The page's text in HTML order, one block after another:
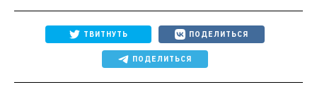
ТВИТНУТЬ ПОДЕЛИТЬСЯ
ПОДЕЛИТЬСЯ